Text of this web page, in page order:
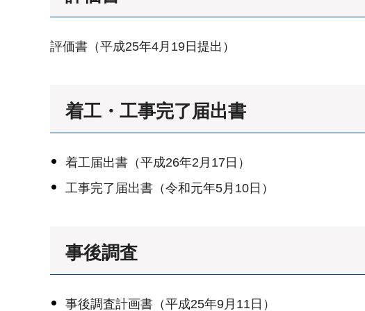
評価書（平成25年4月19日提出）
着工・工事完了届出書
着工届出書（平成26年2月17日）
工事完了届出書（令和元年5月10日）
事後調査
事後調査計画書（平成25年9月11日）